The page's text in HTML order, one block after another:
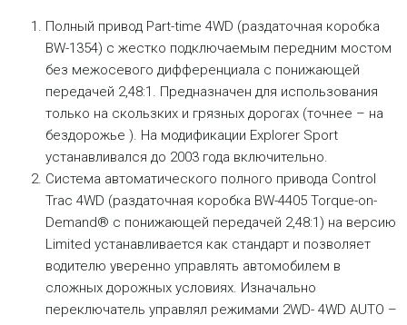
Полный привод Part-time 4WD (раздаточная коробка
BW-1354) с жестко подключаемым передним мостом
без межосевого дифференциала с понижающей
передачей 2,48:1. Предназначен для использования
только на скользких и грязных дорогах (точнее – на
бездорожье ). На модификации Explorer Sport
устанавливался до 2003 года включительно.
Система автоматического полного привода Control
Trac 4WD (раздаточная коробка BW-4405 Torque-on-
Demand® с понижающей передачей 2,48:1) на версию
Limited устанавливается как стандарт и позволяет
водителю уверенно управлять автомобилем в
сложных дорожных условиях. Изначально
переключатель управлял режимами 2WD- 4WD AUTO –